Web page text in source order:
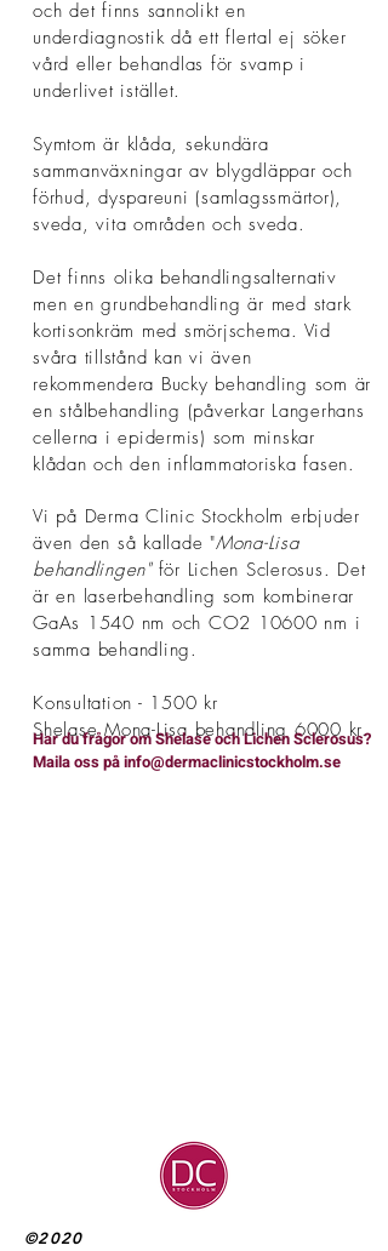
och det finns sannolikt en
underdiagnostik då ett flertal ej söker
vård eller behandlas för svamp i
underlivet istället.
Symtom är klåda, sekundära
sammanväxningar av blygdläppar och
förhud, dyspareuni (samlagssmärtor),
sveda, vita områden och sveda.
Det finns olika behandlingsalternativ
men en grundbehandling är med stark
kortisonkräm med smörjschema. Vid
svåra tillstånd kan vi även
rekommendera Bucky behandling som är
en stålbehandling (påverkar Langerhans
cellerna i epidermis) som minskar
klådan och den inflammatoriska fasen.
Vi på Derma Clinic Stockholm erbjuder
även den så kallade "Mona-Lisa
behandlingen"för Lichen Sclerosus. Det
är en laserbehandling som kombinerar
GaAs 1540 nm och CO2 10600 nm i
samma behandling.
Konsultation - 1500 kr
Shelase Mona-Lisa behandling 6000 kr.
Har du frågor om Shelase och Lichen Sclerosus?
Maila oss på info@dermaclinicstockholm.se
©2020